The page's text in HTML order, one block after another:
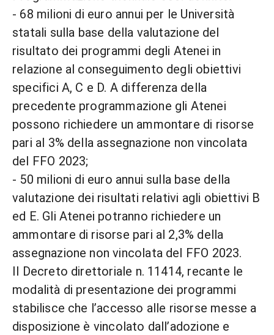
- 68 milioni di euro annui per le Università
statali sulla base della valutazione del
risultato dei programmi degli Atenei in
relazione al conseguimento degli obiettivi
specifici A, C e D. A differenza della
precedente programmazione gli Atenei
possono richiedere un ammontare di risorse
pari al 3% della assegnazione non vincolata
del FFO 2023;
- 50 milioni di euro annui sulla base della
valutazione dei risultati relativi agli obiettivi B
ed E. Gli Atenei potranno richiedere un
ammontare di risorse pari al 2,3% della
assegnazione non vincolata del FFO 2023.
Il Decreto direttoriale n. 11414, recante le
modalità di presentazione dei programmi
stabilisce che l’accesso alle risorse messe a
disposizione è vincolato dall’adozione e